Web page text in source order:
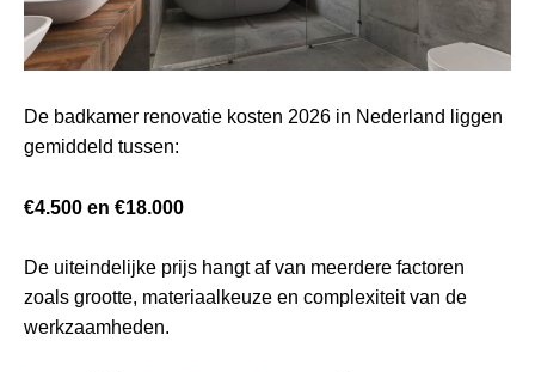
De badkamer renovatie kosten 2026 in Nederland liggen
gemiddeld tussen:
€4.500 en €18.000
De uiteindelijke prijs hangt af van meerdere factoren
zoals grootte, materiaalkeuze en complexiteit van de
werkzaamheden.